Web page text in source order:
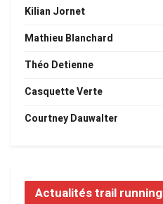
Kilian Jornet
Mathieu Blanchard
Théo Detienne
Casquette Verte
Courtney Dauwalter
Actualités trail running